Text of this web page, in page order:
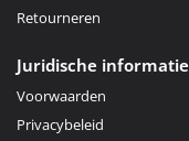
Retourneren
Juridische informatie
Voorwaarden
Privacybeleid